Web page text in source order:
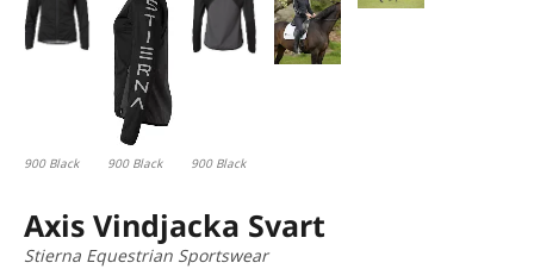
900 Black 900 Black 900 Black
Axis Vindjacka Svart
Stierna Equestrian Sportswear